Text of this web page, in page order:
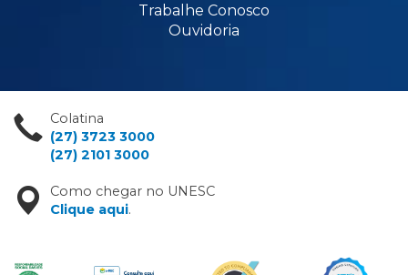
Trabalhe Conosco
Ouvidoria
Colatina
(27) 3723 3000
(27) 2101 3000
Como chegar no UNESC
Clique aqui.